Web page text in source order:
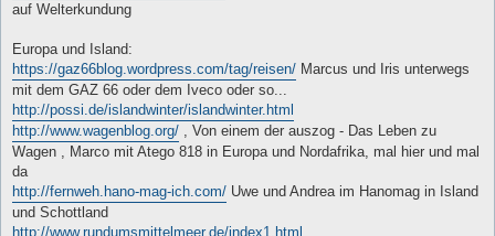
auf Welterkundung
Europa und Island:
https://gaz66blog.wordpress.com/tag/reisen/ Marcus und Iris unterwegs
mit dem GAZ 66 oder dem Iveco oder so...
http://possi.de/islandwinter/islandwinter.html
http://www.wagenblog.org/ , Von einem der auszog - Das Leben zu
Wagen , Marco mit Atego 818 in Europa und Nordafrika, mal hier und mal
da
http://fernweh.hano-mag-ich.com/ Uwe und Andrea im Hanomag in Island
und Schottland
http://www.rundumsmittelmeer.de/index1.html